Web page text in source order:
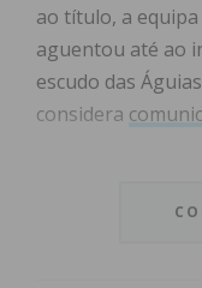
ao título, a
aguentou até ao
escudo das
considera
pela equipa